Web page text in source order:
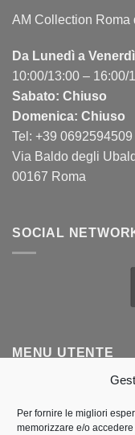
Per fornire le migliori
memorizzare e/o
AM Collection Roma
Da Lunedì a Venerdì
10:00/13:00 – 16:00/
Sabato: Chiuso
Domenica: Chiuso
Tel: +39 0692594509
Via Baldo degli
00167 Roma
SOCIAL
MENU UTENTE
Lista dei desideri